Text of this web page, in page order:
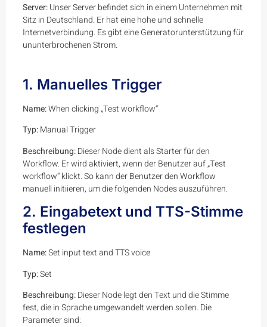
Server:Unser Server befindet sich in einem Unternehmen mit
Sitz in Deutschland. Er hat eine hohe und schnelle
Internetverbindung. Es gibt eine Generatorunterstützung für
ununterbrochenen Strom.
1. Manuelles Trigger
Name:When clicking „Test workflow“
Typ:Manual Trigger
Beschreibung:Dieser Node dient als Starter für den
Workflow. Er wird aktiviert, wenn der Benutzer auf „Test
workflow“ klickt. So kann der Benutzer den Workflow
manuell initiieren, um die folgenden Nodes auszuführen.
2. Eingabetext und TTS-Stimme
festlegen
Name:Set input text and TTS voice
Typ:Set
Beschreibung:Dieser Node legt den Text und die Stimme
fest, die in Sprache umgewandelt werden sollen. Die
Parameter sind: